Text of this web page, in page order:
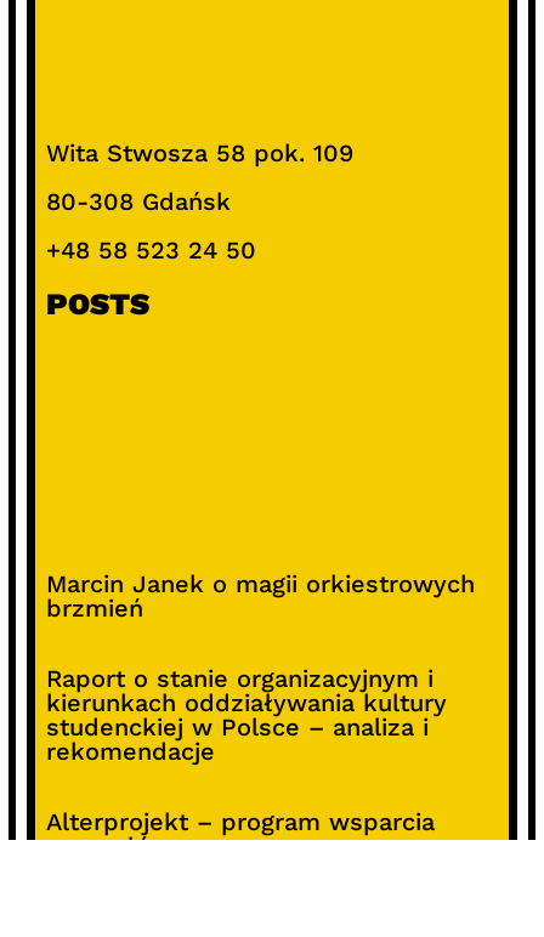
Wita Stwosza 58 pok. 109
80-308 Gdańsk
+48 58 523 24 50
POSTS
Marcin Janek o magii orkiestrowych
brzmień
Raport o stanie organizacyjnym i
kierunkach oddziaływania kultury
studenckiej w Polsce – analiza i
rekomendacje
Alterprojekt – program wsparcia
pomysłów